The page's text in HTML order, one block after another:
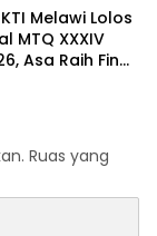
Melawi Lolos
MTQ XXXIV
Asa Raih Final
Ruas yang